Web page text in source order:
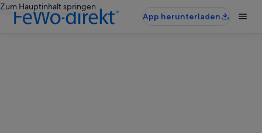
Zum Hauptinhalt springen
App herunterladen